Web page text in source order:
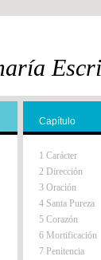
Capítulo
1 Carácter
2 Dirección
3 Oración
4 Santa Pureza
5 Corazón
6 Mortificación
7 Penitencia